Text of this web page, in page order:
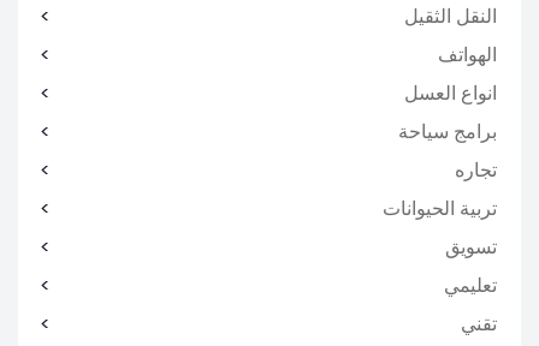
النقل الثقيل
الهواتف
انواع العسل
برامج سياحة
تجاره
تربية الحيوانات
تسويق
تعليمي
تقني